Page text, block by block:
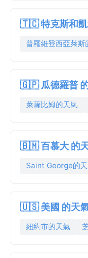
🇹🇨 特克斯和凱
普羅維登西亞萊斯
🇬🇵 瓜德羅普
萊薩比姆的天氣
🇧🇲 百慕大 的
Saint George的
🇺🇸 美國 的天
紐約市的天氣